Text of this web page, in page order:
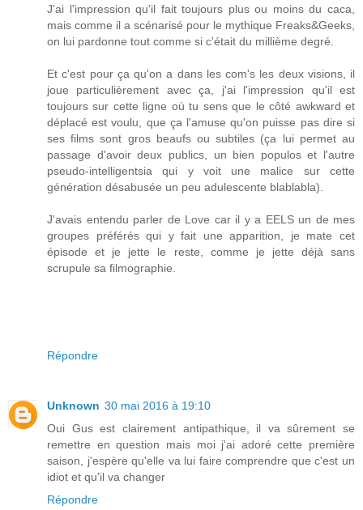
J'ai l'impression qu'il fait toujours plus ou moins du caca,
mais comme il a scénarisé pour le mythique Freaks&Geeks,
on lui pardonne tout comme si c'était du millième degré.
Et c'est pour ça qu'on a dans les com's les deux visions, il
joue particulièrement avec ça, j'ai l'impression qu'il est
toujours sur cette ligne où tu sens que le côté awkward et
déplacé est voulu, que ça l'amuse qu'on puisse pas dire si
ses films sont gros beaufs ou subtiles (ça lui permet au
passage d'avoir deux publics, un bien populos et l'autre
pseudo-intelligentsia qui y voit une malice sur cette
génération désabusée un peu adulescente blablabla).
J'avais entendu parler de Love car il y a EELS un de mes
groupes préférés qui y fait une apparition, je mate cet
épisode et je jette le reste, comme je jette déjà sans
scrupule sa filmographie.
Répondre
Unknown 30 mai 2016 à 19:10
Oui Gus est clairement antipathique, il va sûrement se
remettre en question mais moi j'ai adoré cette première
saison, j'espère qu'elle va lui faire comprendre que c'est un
idiot et qu'il va changer
Répondre